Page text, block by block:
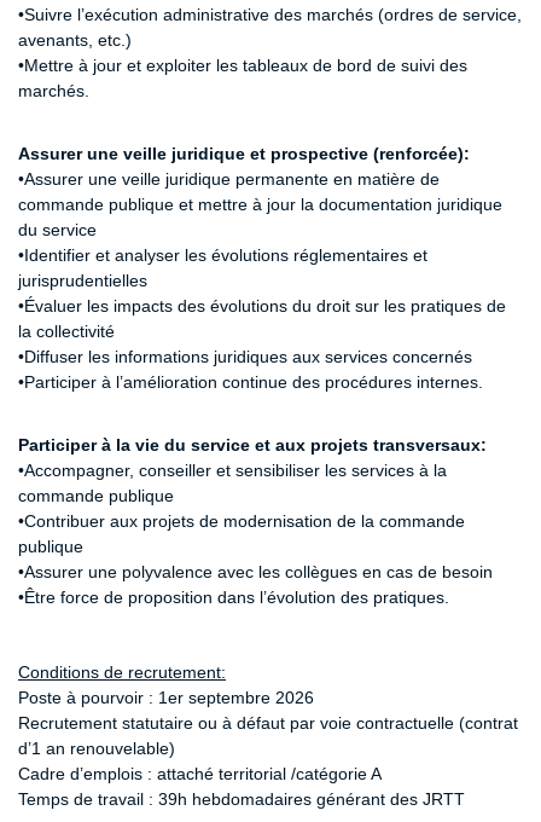
•Suivre l’exécution administrative des marchés (ordres de service,
avenants, etc.)
•Mettre à jour et exploiter les tableaux de bord de suivi des
marchés.
Assurer une veille juridique et prospective (renforcée):
•Assurer une veille juridique permanente en matière de
commande publique et mettre à jour la documentation juridique
du service
•Identifier et analyser les évolutions réglementaires et
jurisprudentielles
•Évaluer les impacts des évolutions du droit sur les pratiques de
la collectivité
•Diffuser les informations juridiques aux services concernés
•Participer à l’amélioration continue des procédures internes.
Participer à la vie du service et aux projets transversaux:
•Accompagner, conseiller et sensibiliser les services à la
commande publique
•Contribuer aux projets de modernisation de la commande
publique
•Assurer une polyvalence avec les collègues en cas de besoin
•Être force de proposition dans l’évolution des pratiques.
Conditions de recrutement:
Poste à pourvoir : 1er septembre 2026
Recrutement statutaire ou à défaut par voie contractuelle (contrat
d’1 an renouvelable)
Cadre d’emplois : attaché territorial /catégorie A
Temps de travail : 39h hebdomadaires générant des JRTT